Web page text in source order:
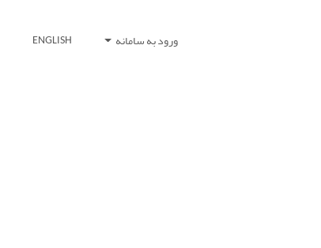
ورود به سامانه ENGLISH